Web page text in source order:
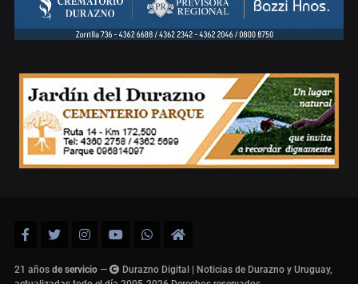
21 años de servicio —
Durazno Digital | Noticias de Durazno y Uruguay,